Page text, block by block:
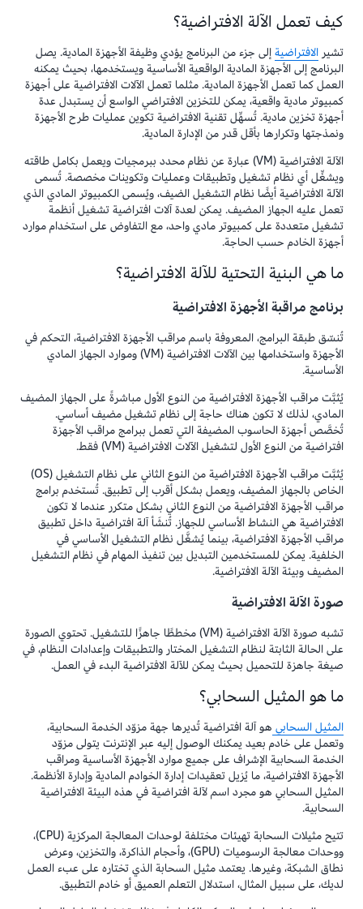
كيف تعمل الآلة الافتراضية؟
تشير الافتراضيةإلى جزء من البرنامج يؤدي وظيفة الأجهزة المادية. يصل
البرنامج إلى الأجهزة المادية الواقعية الأساسية ويستخدمها، بحيث يمكنه
العمل كما تعمل الأجهزة المادية. مثلما تعمل الآلات الافتراضية على أجهزة
كمبيوتر مادية واقعية، يمكن للتخزين الافتراضي الواسع أن يستبدل عدة
أجهزة تخزين مادية. تُسهِّل تقنية الافتراضية تكوين عمليات طرح الأجهزة
ونمذجتها وتكرارها بأقل قدر من الإدارة المادية.
الآلة الافتراضية (VM) عبارة عن نظام محدد ببرمجيات ويعمل بكامل طاقته
ويشغِّل أي نظام تشغيل وتطبيقات وعمليات وتكوينات مخصصة. تُسمى
الآلة الافتراضية أيضًا نظام التشغيل الضيف، ويُسمى الكمبيوتر المادي الذي
تعمل عليه الجهاز المضيف. يمكن لعدة آلات افتراضية تشغيل أنظمة
تشغيل متعددة على كمبيوتر مادي واحد، مع التفاوض على استخدام موارد
أجهزة الخادم حسب الحاجة.
ما هي البنية التحتية للآلة الافتراضية؟
برنامج مراقبة الأجهزة الافتراضية
تُنسّق طبقة البرامج، المعروفة باسم مراقب الأجهزة الافتراضية، التحكم في
الأجهزة واستخدامها بين الآلات الافتراضية (VM) وموارد الجهاز المادي
الأساسية.
يُثبَّت مراقب الأجهزة الافتراضية من النوع الأول مباشرةً على الجهاز المضيف
المادي، لذلك لا تكون هناك حاجة إلى نظام تشغيل مضيف أساسي.
تُخصَّص أجهزة الحاسوب المضيفة التي تعمل ببرامج مراقب الأجهزة
افتراضية من النوع الأول لتشغيل الآلات الافتراضية (VM) فقط.
يُثبَّت مراقب الأجهزة الافتراضية من النوع الثاني على نظام التشغيل (OS)
الخاص بالجهاز المضيف، ويعمل بشكل أقرب إلى تطبيق. تُستخدم برامج
مراقب الأجهزة الافتراضية من النوع الثاني بشكل متكرر عندما لا تكون
الافتراضية هي النشاط الأساسي للجهاز. تُنشَأ آلة افتراضية داخل تطبيق
مراقب الأجهزة الافتراضية، بينما يُشغَّل نظام التشغيل الأساسي في
الخلفية. يمكن للمستخدمين التبديل بين تنفيذ المهام في نظام التشغيل
المضيف وبيئة الآلة الافتراضية.
صورة الآلة الافتراضية
تشبه صورة الآلة الافتراضية (VM) مخططًا جاهزًا للتشغيل. تحتوي الصورة
على الحالة الثابتة لنظام التشغيل المختار والتطبيقات وإعدادات النظام، في
صيغة جاهزة للتحميل بحيث يمكن للآلة الافتراضية البدء في العمل.
ما هو المثيل السحابي؟
المثيل السحابي هو آلة افتراضية تُديرها جهة مزوّد الخدمة السحابية،
وتعمل على خادم بعيد يمكنك الوصول إليه عبر الإنترنت يتولى مزوّد
الخدمة السحابية الإشراف على جميع موارد الأجهزة الأساسية ومراقب
الأجهزة الافتراضية، ما يُزيل تعقيدات إدارة الخوادم المادية وإدارة الأنظمة.
المثيل السحابي هو مجرد اسم لآلة افتراضية في هذه البيئة الافتراضية
السحابية.
تتيح مثيلات السحابة تهيئات مختلفة لوحدات المعالجة المركزية (CPU)،
ووحدات معالجة الرسوميات (GPU)، وأحجام الذاكرة، والتخزين، وعرض
نطاق الشبكة، وغيرها. يعتمد مثيل السحابة الذي تختاره على عبء العمل
لديك، على سبيل المثال، استدلال التعلم العميق أو خادم التطبيق.